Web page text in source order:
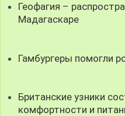
Геофагия –
Мадагаскаре
Гамбургеры помогли
Британские узники
комфортности и